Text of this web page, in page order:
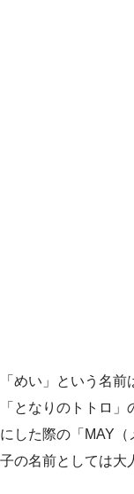
「めい」という名
「となりのトトロ
にした際の「MAY
子の名前としては大